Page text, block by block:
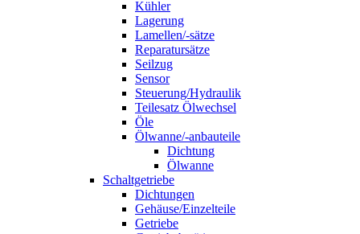
Kühler
Lagerung
Lamellen/-sätze
Reparatursätze
Seilzug
Sensor
Steuerung/Hydraulik
Teilesatz Ölwechsel
Öle
Ölwanne/-anbauteile
Dichtung
Ölwanne
Schaltgetriebe
Dichtungen
Gehäuse/Einzelteile
Getriebe